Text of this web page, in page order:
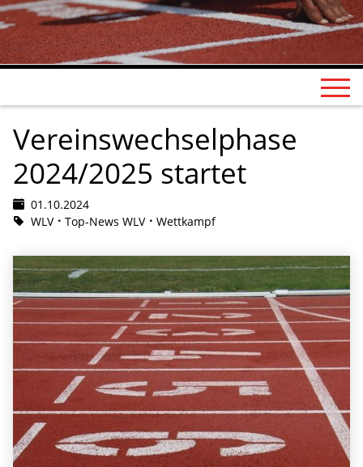
Vereinswechselphase
2024/2025 startet
01.10.2024
WLV
Top-News WLV Wettkampf